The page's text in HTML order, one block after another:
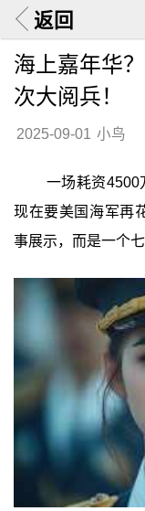
返回
海上嘉年华
次大阅兵！
2025-09-01 小鸟
一场耗资4500
现在要美国海军再
事展示，而是一个